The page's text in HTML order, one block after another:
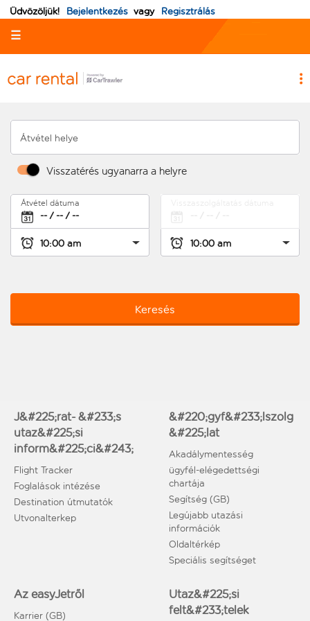
Üdvözöljük! Bejelentkezés vagy Regisztrálás
☰
Átvétel helye
Visszatérés ugyanarra a helyre
Átvétel dátuma
Keresés
J&#225;rat- &#233;s
utaz&#225;si
inform&#225;ci&#243;
Flight Tracker
Foglalások intézése
Destination útmutatók
Utvonalterkep
&#220;gyf&#233;lszolg
&#225;lat
Akadálymentesség
ügyfél-elégedettségi
chartája
Segítség (GB)
Legújabb utazási
információk
Oldaltérkép
Speciális segítséget
Az easyJetről
Karrier (GB)
Utaz&#225;si
felt&#233;telek